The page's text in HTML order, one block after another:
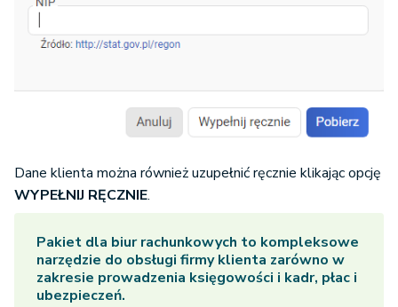
Dane klienta można również uzupełnić ręcznie klikając opcję
WYPEŁNIJ RĘCZNIE.
Pakiet dla biur rachunkowych to kompleksowe
narzędzie do obsługi firmy klienta zarówno w
zakresie prowadzenia księgowości i kadr, płac i
ubezpieczeń.